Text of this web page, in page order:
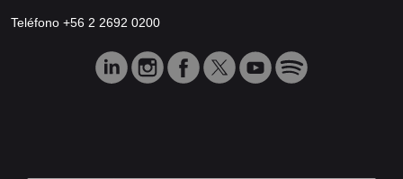
Teléfono +56 2 2692 0200